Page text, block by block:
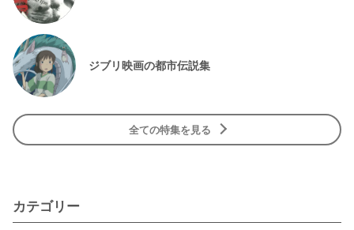
ジブリ映画の都市伝説集
全ての特集を見る
カテゴリー